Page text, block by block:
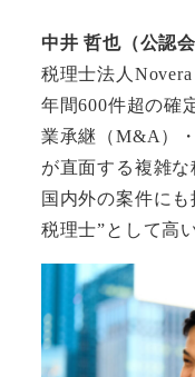
中井 哲也（公認
税理士法人Novera
年間600件超の確
業承継（M&A）
が直面する複雑な
国内外の案件に
税理士”として高